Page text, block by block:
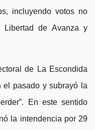
incluyendo votos no
Libertad de Avanza y
de La Escondida
el pasado y subrayó la
En este sentido
la intendencia por 29